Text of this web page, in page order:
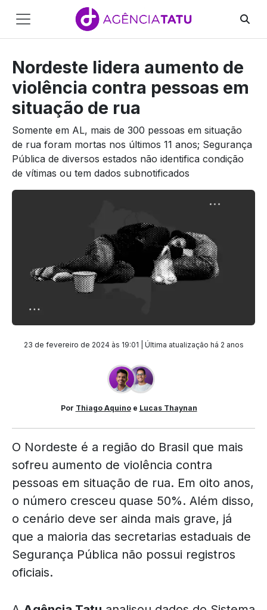
Pular para o conteúdo
Main
Navigation
Nordeste lidera aumento de
violência contra pessoas em
situação de rua
Somente em AL, mais de 300 pessoas em situação
de rua foram mortas nos últimos 11 anos; Segurança
Pública de diversos estados não identifica condição
de vítimas ou tem dados subnotificados
23 de fevereiro de 2024 às 19:01 | Última atualização há 2 anos
Por Thiago Aquinoe Lucas Thaynan
O Nordeste é a região do Brasil que mais
sofreu aumento de violência contra
pessoas em situação de rua. Em oito anos,
o número cresceu quase 50%. Além disso,
o cenário deve ser ainda mais grave, já
que a maioria das secretarias estaduais de
Segurança Pública não possui registros
oficiais.